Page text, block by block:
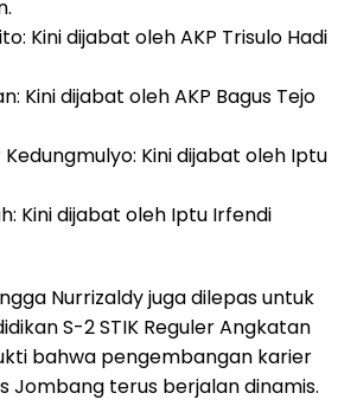
Kini dijabat oleh AKP Trisulo Hadi
Kini dijabat oleh AKP Bagus Tejo
Kini dijabat oleh Iptu
Kini dijabat oleh Iptu Irfendi
Nurrizaldy juga dilepas untuk
S-2 STIK Reguler Angkatan
bahwa pengembangan karier
Jombang terus berjalan dinamis.